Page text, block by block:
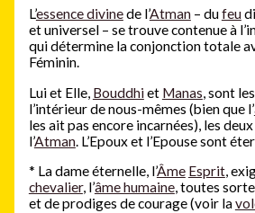
L’essence divinede l’Atman– dufeu
et universel – se trouve contenue à
qui détermine la conjonction totale
Féminin.
Lui et Elle, Bouddhiet Manas, sont les
l’intérieur de nous-mêmes (bien que l’
les ait pas encore incarnées), les
l’Atman. L’Epoux et l’Epouse sont
* La dame éternelle, l’Âme Esprit,
chevalier, l’âme humaine, toutes
et de prodiges de courage (voir la